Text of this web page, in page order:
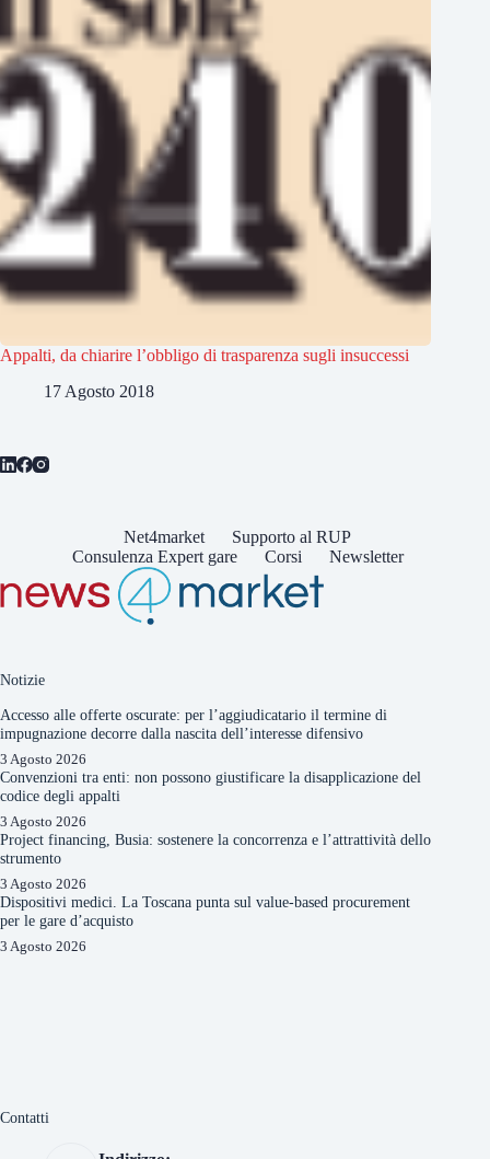
Appalti, da chiarire l’obbligo di trasparenza sugli insuccessi
17 Agosto 2018
Net4market
Supporto al RUP
Consulenza Expert gare
Corsi Newsletter
Notizie
Accesso alle offerte oscurate: per l’aggiudicatario il termine di
impugnazione decorre dalla nascita dell’interesse difensivo
3 Agosto 2026
Convenzioni tra enti: non possono giustificare la disapplicazione del
codice degli appalti
3 Agosto 2026
Project financing, Busia: sostenere la concorrenza e l’attrattività dello
strumento
3 Agosto 2026
Dispositivi medici. La Toscana punta sul value-based procurement
per le gare d’acquisto
3 Agosto 2026
Contatti